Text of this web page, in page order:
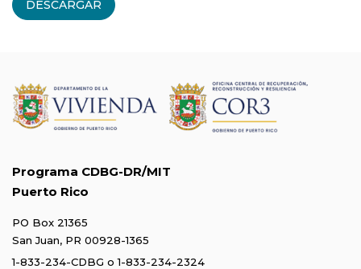
DESCARGAR
Programa CDBG-DR/MIT
Puerto Rico
PO Box 21365
San Juan, PR 00928-1365
1-833-234-CDBG o1-833-234-2324